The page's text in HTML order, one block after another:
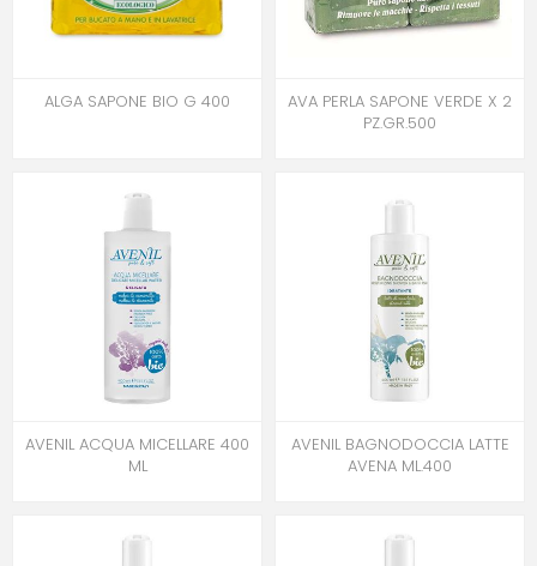
ALGA SAPONE BIO G 400
AVA PERLA SAPONE VERDE X 2
PZ.GR.500
AVENIL ACQUA MICELLARE 400
ML
AVENIL BAGNODOCCIA LATTE
AVENA ML.400